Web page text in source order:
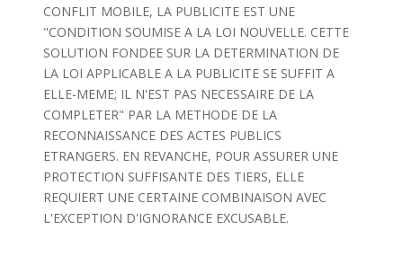
CONFLIT MOBILE, LA PUBLICITE EST UNE
"CONDITION SOUMISE A LA LOI NOUVELLE. CETTE
SOLUTION FONDEE SUR LA DETERMINATION DE
LA LOI APPLICABLE A LA PUBLICITE SE SUFFIT A
ELLE-MEME; IL N'EST PAS NECESSAIRE DE LA
COMPLETER" PAR LA METHODE DE LA
RECONNAISSANCE DES ACTES PUBLICS
ETRANGERS. EN REVANCHE, POUR ASSURER UNE
PROTECTION SUFFISANTE DES TIERS, ELLE
REQUIERT UNE CERTAINE COMBINAISON AVEC
L'EXCEPTION D'IGNORANCE EXCUSABLE.